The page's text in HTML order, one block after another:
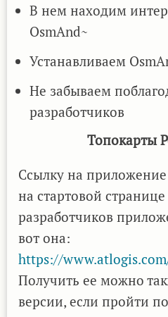
В нем находим
OsmAnd~
Устанавливаем
Не забываем
разработчиков
Топокарты
Ссылку на
на стартовой странице
разработчиков
вот она:
https://
Получить ее можно
версии, если пройти